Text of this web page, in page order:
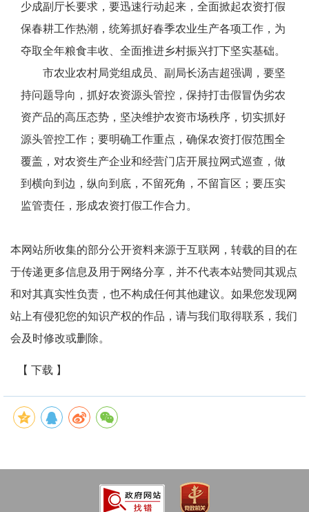
少成副厅长要求，要迅速行动起来，全面掀起农资打假
保春耕工作热潮，统筹抓好春季农业生产各项工作，为
夺取全年粮食丰收、全面推进乡村振兴打下坚实基础。
市农业农村局党组成员、副局长汤吉超强调，要坚
持问题导向，抓好农资源头管控，保持打击假冒伪劣农
资产品的高压态势，坚决维护农资市场秩序，切实抓好
源头管控工作；要明确工作重点，确保农资打假范围全
覆盖，对农资生产企业和经营门店开展拉网式巡查，做
到横向到边，纵向到底，不留死角，不留盲区；要压实
监管责任，形成农资打假工作合力。
本网站所收集的部分公开资料来源于互联网，转载的目的在
于传递更多信息及用于网络分享，并不代表本站赞同其观点
和对其真实性负责，也不构成任何其他建议。如果您发现网
站上有侵犯您的知识产权的作品，请与我们取得联系，我们
会及时修改或删除。
【 下载 】